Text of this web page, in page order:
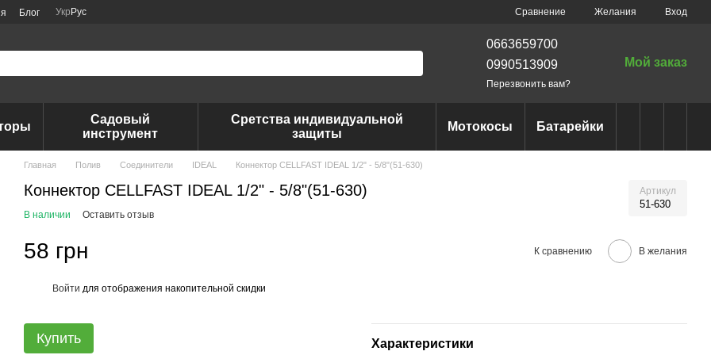
Блог Укр Рус Сравнение Желания Вход
0663659700
0990513909
Перезвонить вам?
Мой заказ
Садовый
инструмент
Сретства индивидуальной
защиты
Мотокосы Батарейки
Главная Полив Соединители IDEAL Коннектор CELLFAST IDEAL 1/2" - 5/8"(51-630)
Коннектор CELLFAST IDEAL 1/2" - 5/8"(51-630) Артикул
51-630
В наличии Оставить отзыв
58 грн К сравнению В желания
Войти для отображения накопительной скидки
Купить Характеристики